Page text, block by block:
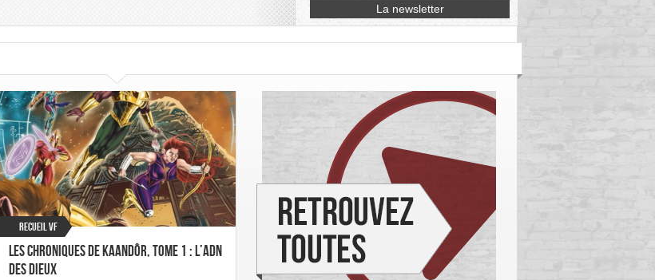
Recueil VF
Les Chroniques de Kaandôr, Tome 1 : L’ADN
des Dieux